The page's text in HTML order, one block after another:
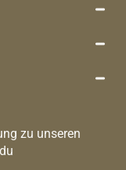
zu unseren